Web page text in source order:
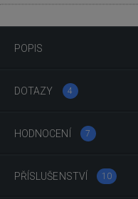
POPIS
DOTAZY 4
HODNOCENÍ 7
PŘÍSLUŠENSTVÍ 10